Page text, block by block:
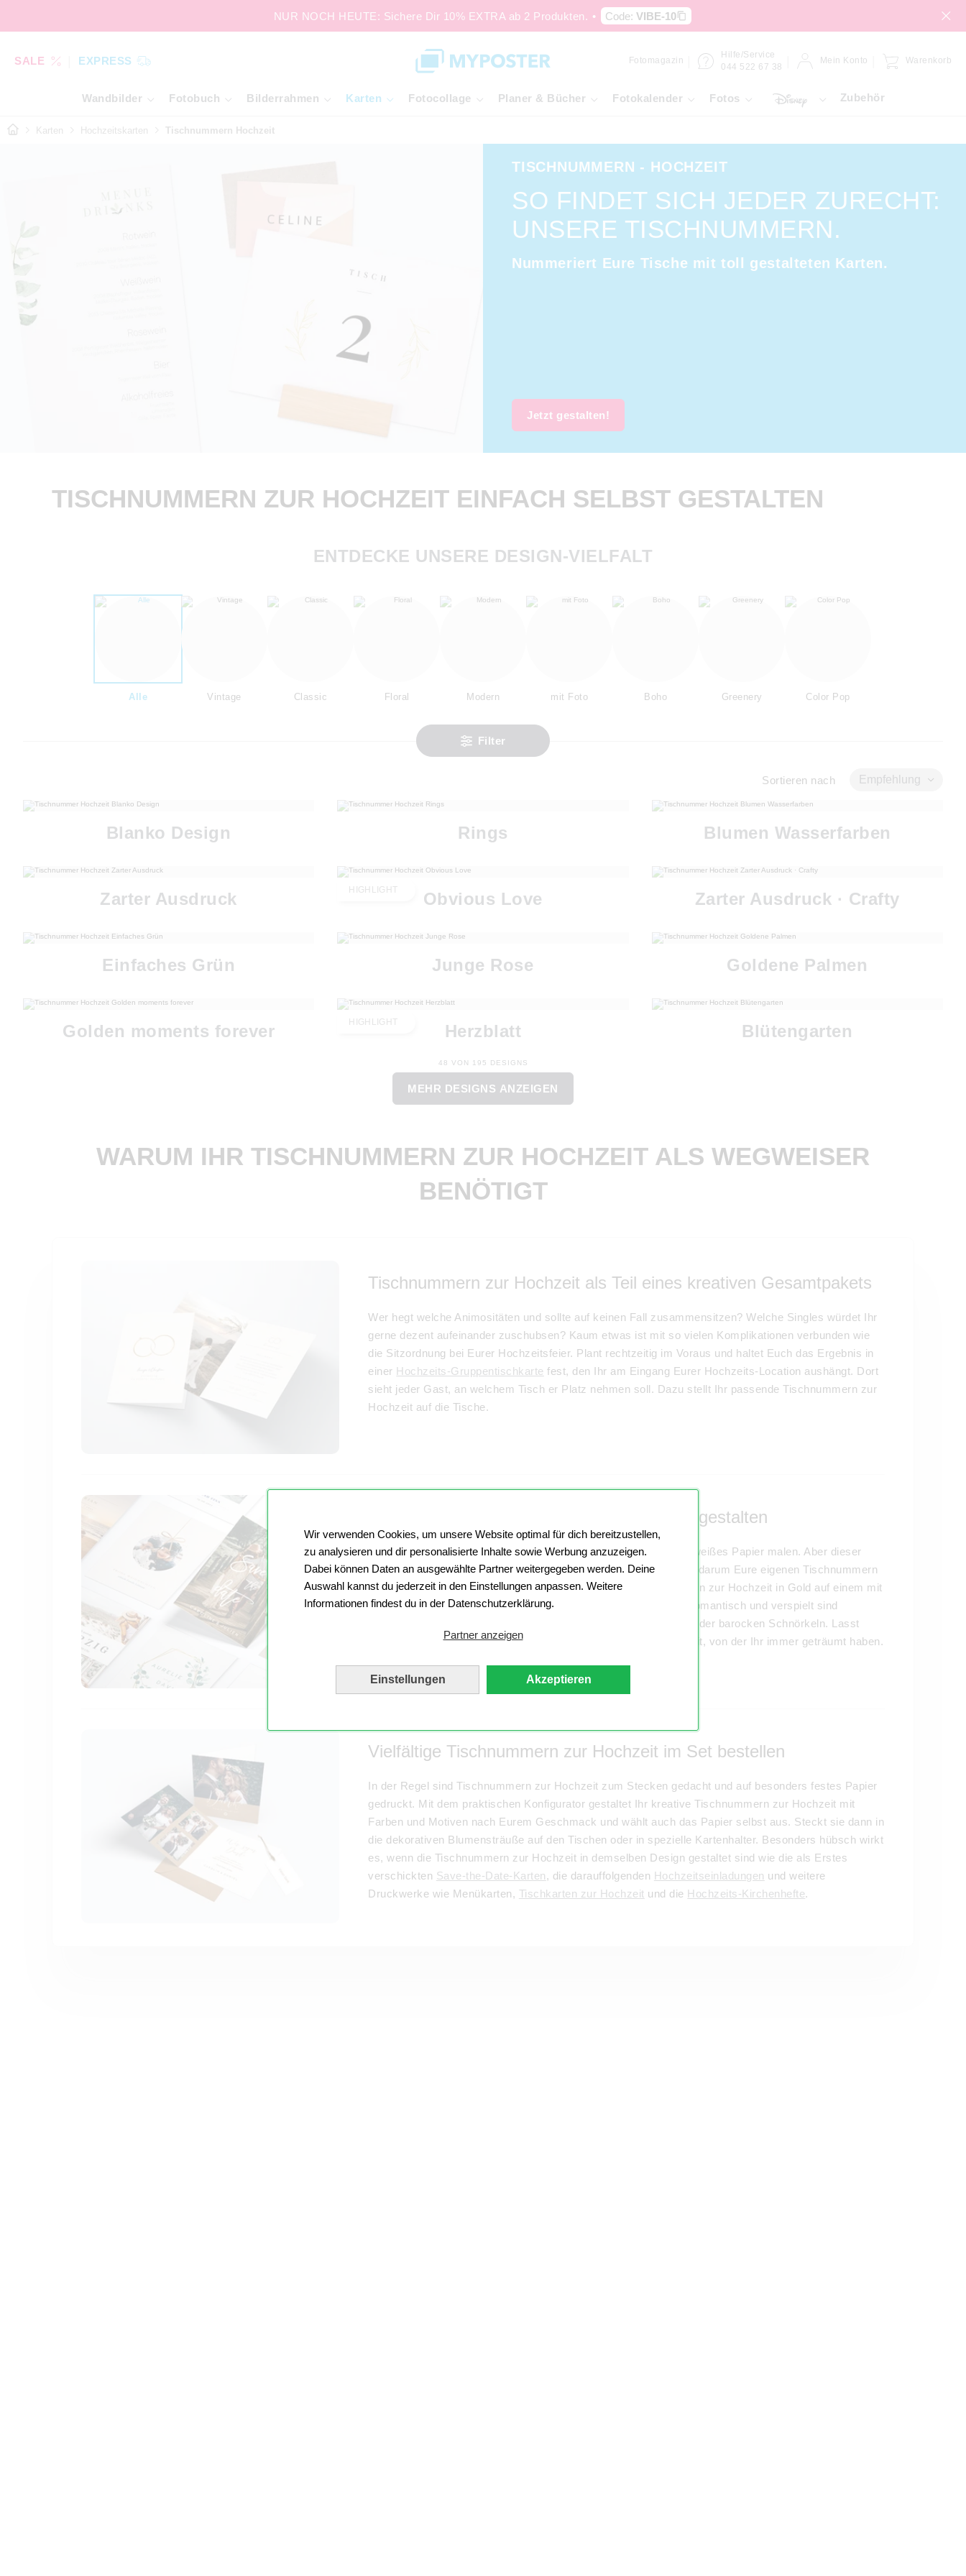
Wir verwenden Cookies, um unsere Website optimal für dich bereitzustellen,
zu analysieren und dir personalisierte Inhalte sowie Werbung anzuzeigen.
Dabei können Daten an ausgewählte Partner weitergegeben werden. Deine
Auswahl kannst du jederzeit in den Einstellungen anpassen. Weitere
Informationen findest du in der Datenschutzerklärung.
Partner anzeigen
Einstellungen Akzeptieren
NUR NOCH HEUTE: Sichere Dir 10% EXTRA ab 2 Produkten. • Code: VIBE-10
SALE EXPRESS Fotomagazin
Hilfe/Service
044 522 67 38
Mein Konto Warenkorb
Wandbilder Fotobuch Bilderrahmen Karten Fotocollage Planer & Bücher Fotokalender Fotos Zubehör
Karten Hochzeitskarten Tischnummern Hochzeit
TISCHNUMMERN - HOCHZEIT
SO FINDET SICH JEDER ZURECHT:
UNSERE TISCHNUMMERN.
Nummeriert Eure Tische mit toll gestalteten Karten.
Jetzt gestalten!
TISCHNUMMERN ZUR HOCHZEIT EINFACH SELBST GESTALTEN
ENTDECKE UNSERE DESIGN-VIELFALT
Alle Vintage Classic Floral Modern mit Foto Boho Greenery Color Pop
Filter
Sortieren nach Empfehlung
Blanko Design Rings Blumen Wasserfarben
Zarter Ausdruck HIGHLIGHT Obvious Love Zarter Ausdruck · Crafty
Einfaches Grün Junge Rose Goldene Palmen
Golden moments forever HIGHLIGHT Herzblatt Blütengarten
48 VON 195 DESIGNS
MEHR DESIGNS ANZEIGEN
WARUM IHR TISCHNUMMERN ZUR HOCHZEIT ALS WEGWEISER
BENÖTIGT
Tischnummern zur Hochzeit als Teil eines kreativen Gesamtpakets
Wer hegt welche Animositäten und sollte auf keinen Fall zusammensitzen? Welche Singles würdet Ihr
gerne dezent aufeinander zuschubsen? Kaum etwas ist mit so vielen Komplikationen verbunden wie
die Sitzordnung bei Eurer Hochzeitsfeier. Plant rechtzeitig im Voraus und haltet Euch das Ergebnis in
einer Hochzeits-Gruppentischkarte fest, den Ihr am Eingang Eurer Hochzeits-Location aushängt. Dort
sieht jeder Gast, an welchem Tisch er Platz nehmen soll. Dazu stellt Ihr passende Tischnummern zur
Hochzeit auf die Tische.
Tischnummern für die Hochzeit fantasievoll gestalten
Natürlich könntet Ihr auch mit schwarzem Filzstift Nummern auf weißes Papier malen. Aber dieser
ganz besondere Tag in Eurem Leben hat mehr verdient. Gestaltet darum Eure eigenen Tischnummern
zur Hochzeit auf hochwertige Weise. So können die Tischnummern zur Hochzeit in Gold auf einem mit
Herzen verzierten weißen Papier gedruckt werden. Bezaubernd romantisch und verspielt sind
Tischnummern zur Hochzeit in Vintage-Looks mit kleinen Blüten oder barocken Schnörkeln. Lasst
Eurer Fantasie freien Lauf und gestaltet Euch die Märchenhochzeit, von der Ihr immer geträumt haben.
Vielfältige Tischnummern zur Hochzeit im Set bestellen
In der Regel sind Tischnummern zur Hochzeit zum Stecken gedacht und auf besonders festes Papier
gedruckt. Mit dem praktischen Konfigurator gestaltet Ihr kreative Tischnummern zur Hochzeit mit
Farben und Motiven nach Eurem Geschmack und wählt auch das Papier selbst aus. Steckt sie dann in
die dekorativen Blumensträuße auf den Tischen oder in spezielle Kartenhalter. Besonders hübsch wirkt
es, wenn die Tischnummern zur Hochzeit in demselben Design gestaltet sind wie die als Erstes
verschickten Save-the-Date-Karten, die darauffolgenden Hochzeitseinladungen und weitere
Druckwerke wie Menükarten, Tischkarten zur Hochzeit und die Hochzeits-Kirchenhefte.